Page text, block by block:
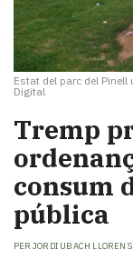
Estat del parc del
Digital
Tremp
consum
pública
PER JORDI UBACH LLORENS